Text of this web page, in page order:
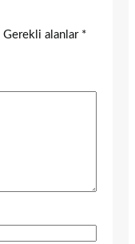
Gerekli alanlar *